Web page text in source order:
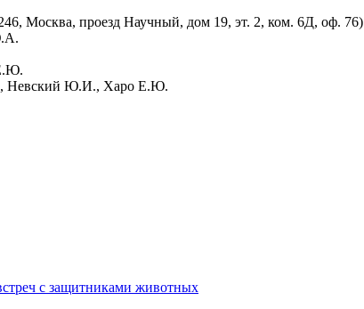
Москва, проезд Научный, дом 19, эт. 2, ком. 6Д, оф. 76)
Невский Ю.И., Харо Е.Ю.
с защитниками животных